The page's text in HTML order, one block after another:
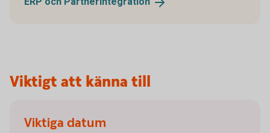
Viktigt att känna till
Viktiga datum